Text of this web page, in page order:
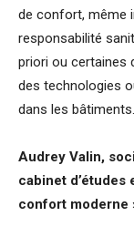
de confort, même
responsabilité
priori ou certaines
des technologies
dans les
Audrey Valin,
cabinet d’études
confort moderne